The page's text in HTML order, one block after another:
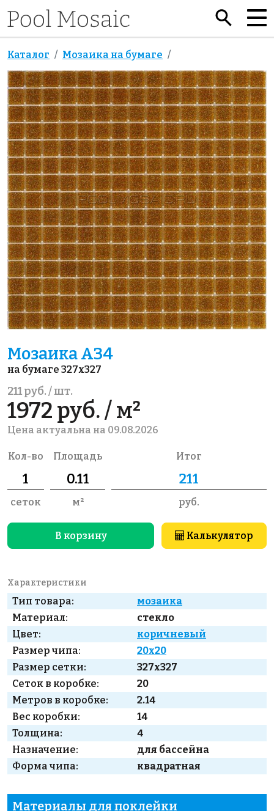
Каталог Мозаика на бумаге
Мозаика A34
на бумаге 327x327
211 руб. / шт.
1972 руб. / м²
Цена актуальна на 09.08.2026
Кол-во
сеток
Площадь
м²
Итог
руб.
В корзину Калькулятор
Характеристики
Тип товара:
мозаика
Материал:
стекло
Цвет:
коричневый
Размер чипа:
20x20
Размер сетки:
327x327
Сеток в коробке:
20
Метров в коробке:
2.14
Вес коробки:
14
Толщина:
4
Назначение:
для бассейна
Форма чипа:
квадратная
Материалы для поклейки